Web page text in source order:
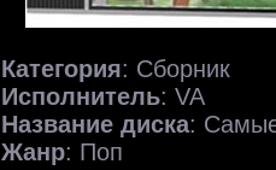
Категория: Сборник
Исполнитель: VA
Название диска:
Жанр: Поп